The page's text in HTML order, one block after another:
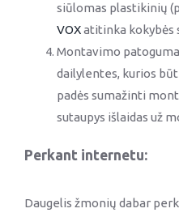
siūlomas plastikinių
VOXatitinka kokybės
Montavimo
dailylentes, kurios
padės sumažinti
sutaupys išlaidas už
Perkant internetu:
Daugelis žmonių dabar